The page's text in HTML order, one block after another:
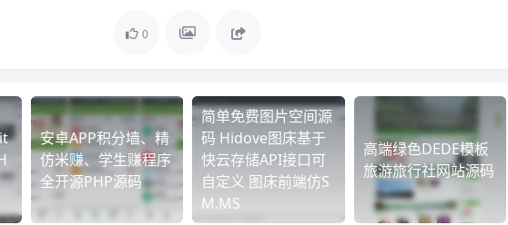
0
安卓APP积分墙、精
仿米赚、学生赚程序
全开源PHP源码
简单免费图片空间源
码 Hidove图床基于
快云存储API接口可
自定义 图床前端仿S
M.MS
高端绿色DEDE模板
旅游旅行社网站源码